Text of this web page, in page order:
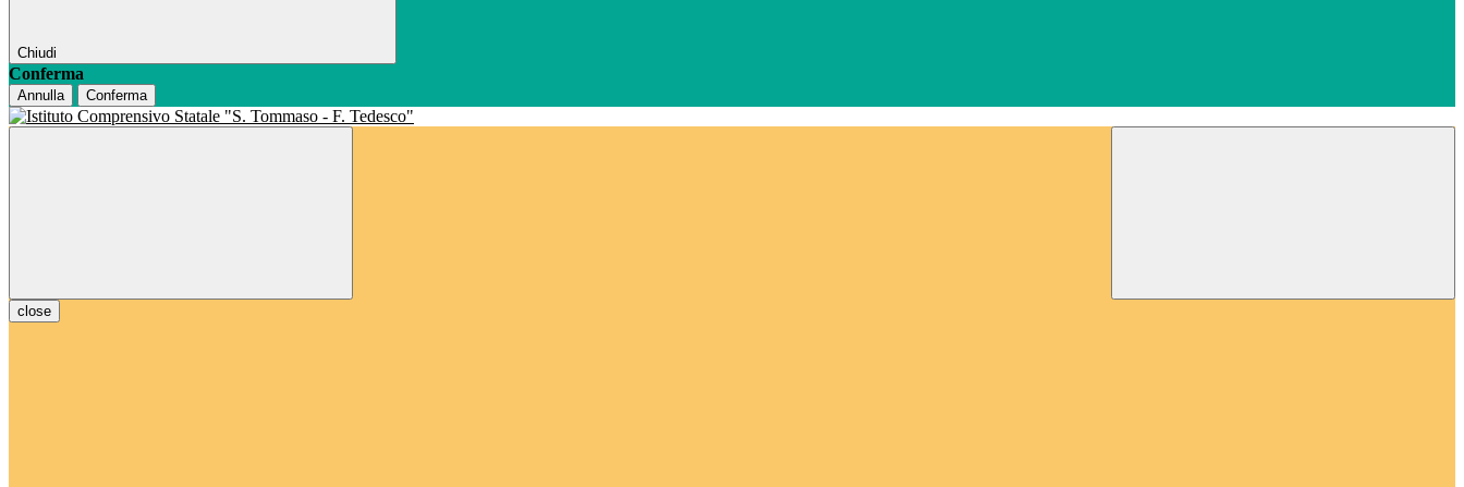
Chiudi
Conferma
Annulla Conferma
close